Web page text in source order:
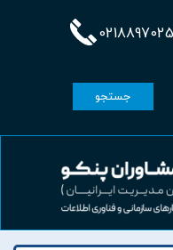
جستجو